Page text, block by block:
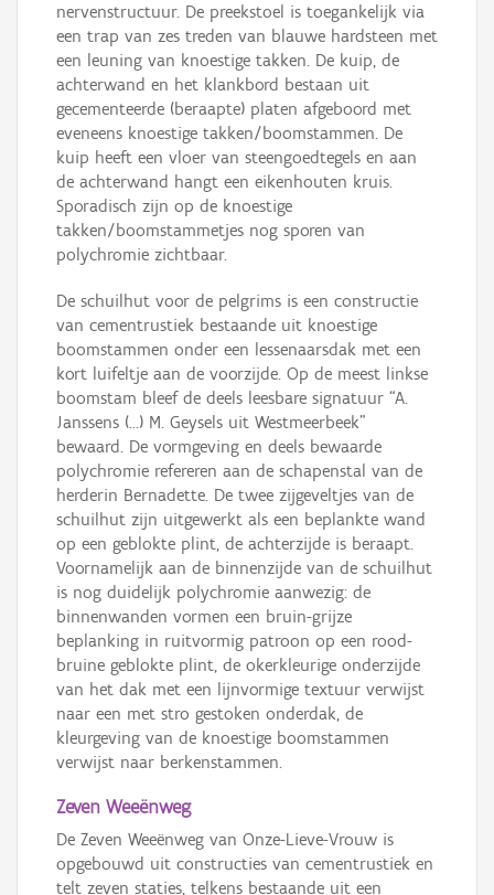
nervenstructuur. De preekstoel is toegankelijk via
een trap van zes treden van blauwe hardsteen met
een leuning van knoestige takken. De kuip, de
achterwand en het klankbord bestaan uit
gecementeerde (beraapte) platen afgeboord met
eveneens knoestige takken/boomstammen. De
kuip heeft een vloer van steengoedtegels en aan
de achterwand hangt een eikenhouten kruis.
Sporadisch zijn op de knoestige
takken/boomstammetjes nog sporen van
polychromie zichtbaar.
De schuilhut voor de pelgrims is een constructie
van cementrustiek bestaande uit knoestige
boomstammen onder een lessenaarsdak met een
kort luifeltje aan de voorzijde. Op de meest linkse
boomstam bleef de deels leesbare signatuur “A.
Janssens (...) M. Geysels uit Westmeerbeek”
bewaard. De vormgeving en deels bewaarde
polychromie refereren aan de schapenstal van de
herderin Bernadette. De twee zijgeveltjes van de
schuilhut zijn uitgewerkt als een beplankte wand
op een geblokte plint, de achterzijde is beraapt.
Voornamelijk aan de binnenzijde van de schuilhut
is nog duidelijk polychromie aanwezig: de
binnenwanden vormen een bruin-grijze
beplanking in ruitvormig patroon op een rood-
bruine geblokte plint, de okerkleurige onderzijde
van het dak met een lijnvormige textuur verwijst
naar een met stro gestoken onderdak, de
kleurgeving van de knoestige boomstammen
verwijst naar berkenstammen.
Zeven Weeënweg
De Zeven Weeënweg van Onze-Lieve-Vrouw is
opgebouwd uit constructies van cementrustiek en
telt zeven staties, telkens bestaande uit een